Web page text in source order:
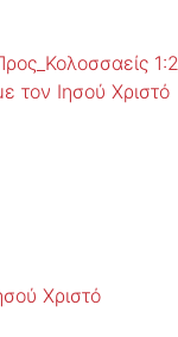
τον Ιησού Χριστό
Χριστό